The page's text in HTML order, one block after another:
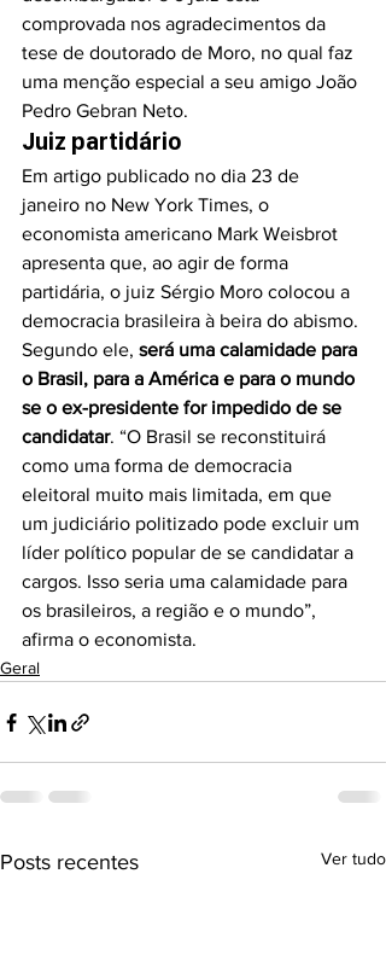
comprovada nos agradecimentos da
tese de doutorado de Moro, no qual faz
uma menção especial a seu amigo João
Pedro Gebran Neto.
Juiz partidário
Em artigo publicado no dia 23 de
janeiro no New York Times, o
economista americano Mark Weisbrot
apresenta que, ao agir de forma
partidária, o juiz Sérgio Moro colocou a
democracia brasileira à beira do abismo.
Segundo ele, será uma calamidade para
o Brasil, para a América e para o mundo
se o ex-presidente for impedido de se
candidatar. “O Brasil se reconstituirá
como uma forma de democracia
eleitoral muito mais limitada, em que
um judiciário politizado pode excluir um
líder político popular de se candidatar a
cargos. Isso seria uma calamidade para
os brasileiros, a região e o mundo”,
afirma o economista.
Geral
Posts recentes Ver tudo